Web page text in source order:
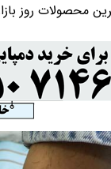
محصولات روز